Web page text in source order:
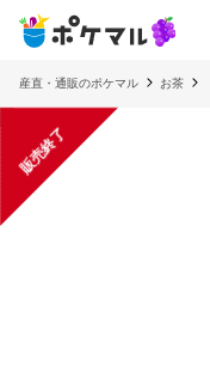
産直・通販のポケマル お茶
販売終了